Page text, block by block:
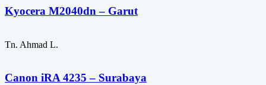
Kyocera M2040dn – Garut
Tn. Ahmad L.
Canon iRA 4235 – Surabaya